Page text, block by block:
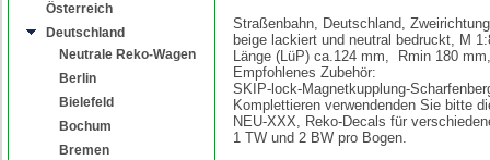
Österreich
Deutschland
Neutrale Reko-Wagen
Berlin
Bielefeld
Bochum
Bremen
Straßenbahn, Deutschland,
beige lackiert und neutral bedruckt, M
Länge (LüP) ca.124 mm, Rmin 180
Empfohlenes Zubehör:
SKIP-lock-Magnetkupplung-
Komplettieren verwendenden Sie bitte
NEU-XXX, Reko-Decals für
1 TW und 2 BW pro Bogen.